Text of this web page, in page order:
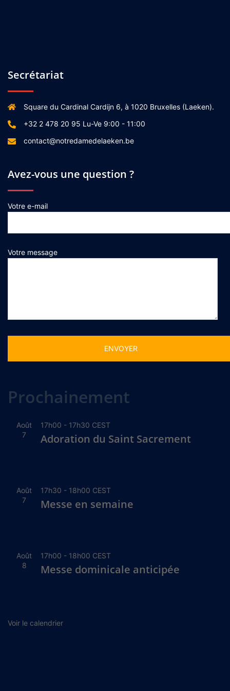
Secrétariat
Square du Cardinal Cardijn 6, à 1020 Bruxelles (Laeken).
+32 2 478 20 95 Lu-Ve 9:00 - 11:00
contact@notredamedelaeken.be
Avez-vous une question ?
Votre e-mail
Votre message
Prochainement
Août
7
17h00 - 17h30 CEST
Adoration du Saint Sacrement
Août
7
17h30 - 18h00 CEST
Messe en semaine
Août
8
17h00 - 18h00 CEST
Messe dominicale anticipée
Voir le calendrier